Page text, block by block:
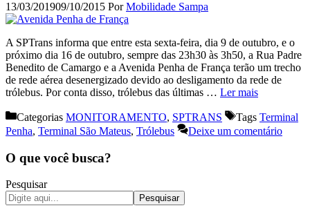
13/03/201909/10/2015 PorMobilidade Sampa
A SPTrans informa que entre esta sexta-feira, dia 9 de outubro, e o
próximo dia 16 de outubro, sempre das 23h30 às 3h50, a Rua Padre
Benedito de Camargo e a Avenida Penha de França terão um trecho
de rede aérea desenergizado devido ao desligamento da rede de
trólebus. Por conta disso, trólebus das últimas … Ler mais
Categorias MONITORAMENTO, SPTRANS Tags Terminal
Penha, Terminal São Mateus, Trólebus Deixe um comentário
O que você busca?
Pesquisar
Pesquisar